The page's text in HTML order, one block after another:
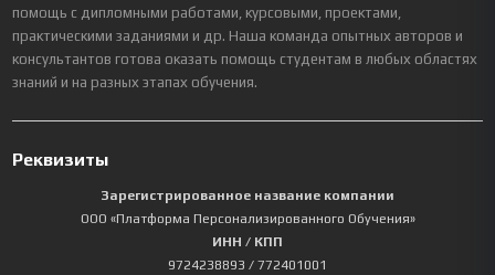
помощь с дипломными работами, курсовыми, проектами,
практическими заданиями и др. Наша команда опытных авторов и
консультантов готова оказать помощь студентам в любых областях
знаний и на разных этапах обучения.
Реквизиты
Зарегистрированное название компании
ООО «Платформа Персонализированного Обучения»
ИНН / КПП
9724238893 / 772401001